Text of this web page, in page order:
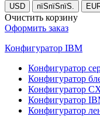
USD пїЅпїЅпїЅ.
Очистить корзину
Оформить заказ
Конфигуратор IBM
Конфигуратор
Конфигуратор
Конфигуратор
Конфигуратор
Конфигуратор